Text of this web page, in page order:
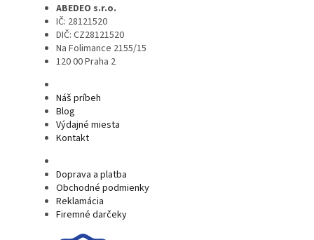
ABEDEO s.r.o.
IČ: 28121520
DIČ: CZ28121520
Na Folimance 2155/15
120 00 Praha 2
Náš príbeh
Blog
Výdajné miesta
Kontakt
Doprava a platba
Obchodné podmienky
Reklamácia
Firemné darčeky